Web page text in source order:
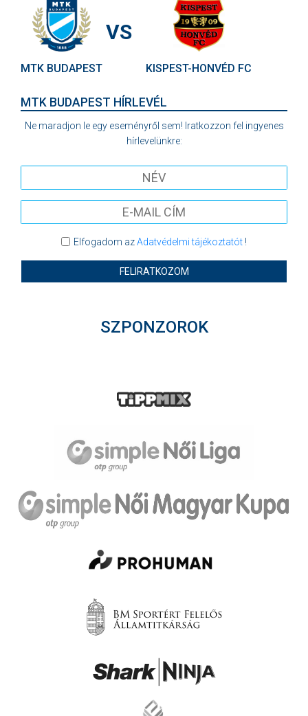
MTK BUDAPEST
VS
KISPEST-HONVÉD FC
MTK BUDAPEST HÍRLEVÉL
Ne maradjon le egy eseményről sem! Iratkozzon fel ingyenes
hírlevelünkre:
Elfogadom azAdatvédelmi tájékoztatót!
FELIRATKOZOM
SZPONZOROK